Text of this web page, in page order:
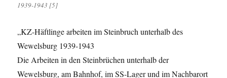
1939-1943 [5]
„KZ-Häftlinge arbeiten im Steinbruch unterhalb des
Wewelsburg 1939-1943
Die Arbeiten in den Steinbrüchen unterhalb der
Wewelsburg, am Bahnhof, im SS-Lager und im Nachbarort